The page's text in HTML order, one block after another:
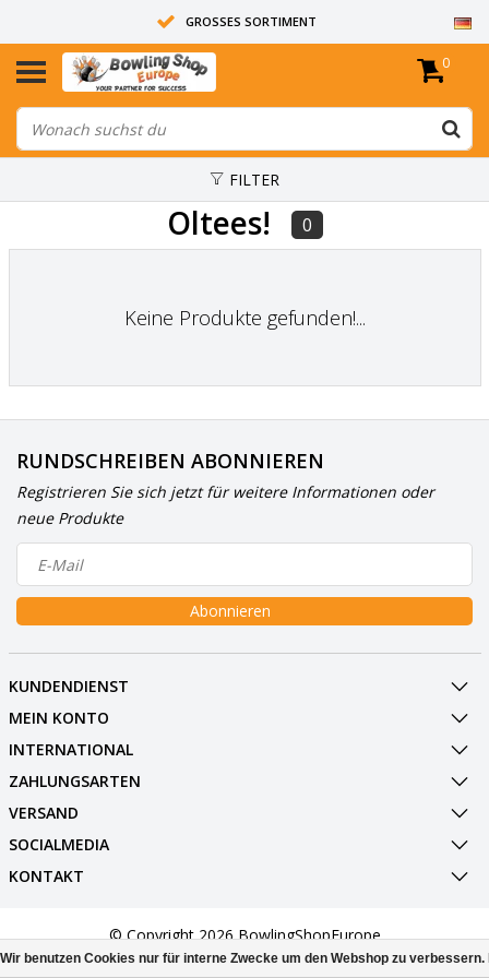
GROSSES SORTIMENT
14 TAGE RÜCKGABERECHT
ALLE BOWLINGKUGELN SIND UNGEBOHRT
0
FILTER
Oltees! 0
Keine Produkte gefunden!...
RUNDSCHREIBEN ABONNIEREN
Registrieren Sie sich jetzt für weitere Informationen oder
neue Produkte
Abonnieren
KUNDENDIENST
MEIN KONTO
INTERNATIONAL
ZAHLUNGSARTEN
VERSAND
SOCIALMEDIA
KONTAKT
© Copyright 2026 BowlingShopEurope
Wir benutzen Cookies nur für interne Zwecke um den Webshop zu